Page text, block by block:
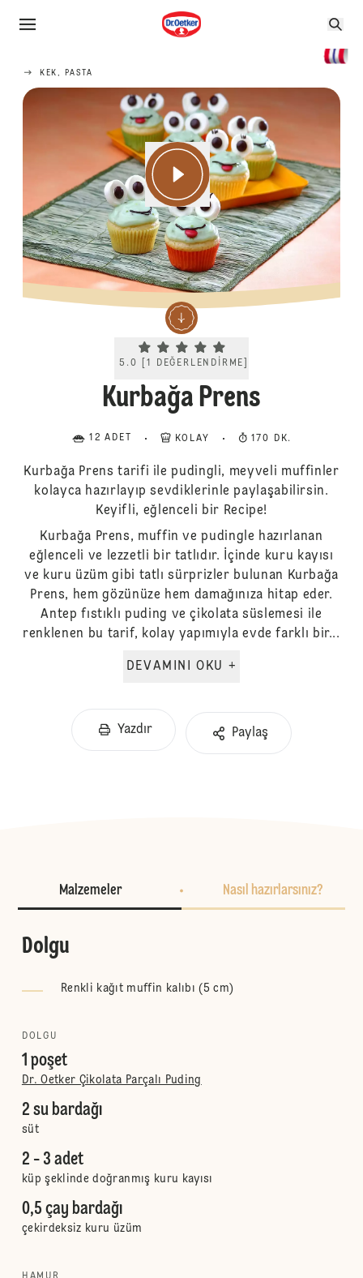
KEK, PASTA
Current rating 5.0. Click to rate.
5.0 [1 DEĞERLENDIRME
Kurbağa Prens
12 ADET KOLAY 170 DK.
Kurbağa Prens tarifi ile pudingli, meyveli muffinler
kolayca hazırlayıp sevdiklerinle paylaşabilirsin.
Keyifli, eğlenceli bir Recipe!
Kurbağa Prens, muffin ve pudingle hazırlanan
eğlenceli ve lezzetli bir tatlıdır. İçinde kuru kayısı
ve kuru üzüm gibi tatlı sürprizler bulunan Kurbağa
Prens, hem gözünüze hem damağınıza hitap eder.
Antep fıstıklı puding ve çikolata süslemesi ile
renklenen bu tarif, kolay yapımıyla evde farklı bir...
DEVAMINI OKU +
Yazdır Paylaş
Malzemeler Nasıl hazırlarsınız?
Dolgu
Renkli kağıt muffin kalıbı (5 cm)
DOLGU
1 poşet
Dr. Oetker Çikolata Parçalı Puding
2 su bardağı
süt
2 - 3 adet
küp şeklinde doğranmış kuru kayısı
0,5 çay bardağı
çekirdeksiz kuru üzüm